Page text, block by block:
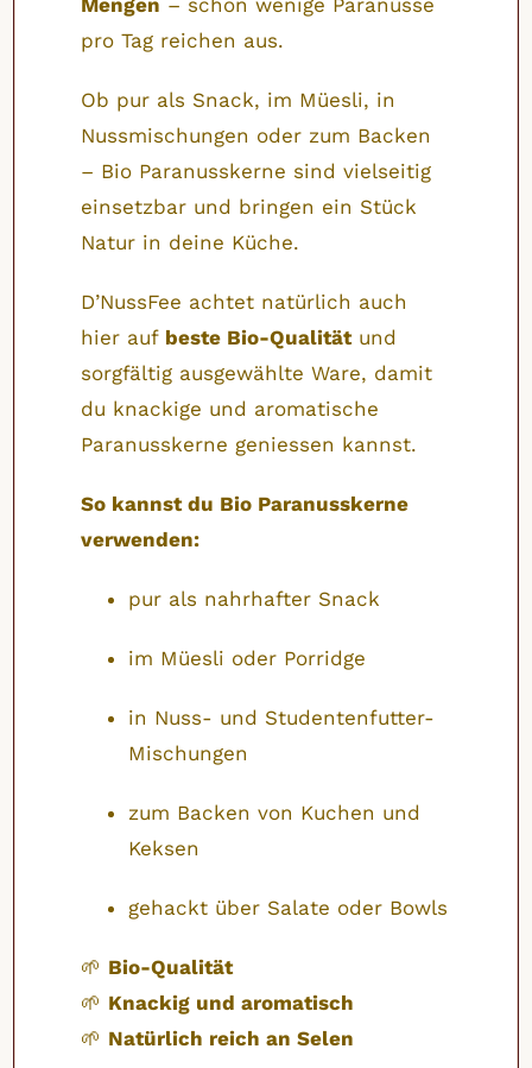
pro Tag reichen aus.
Ob pur als Snack, im Müesli, in
Nussmischungen oder zum Backen
– Bio Paranusskerne sind vielseitig
einsetzbar und bringen ein Stück
Natur in deine Küche.
D’NussFee achtet natürlich auch
hier auf beste Bio-Qualitätund
sorgfältig ausgewählte Ware, damit
du knackige und aromatische
Paranusskerne geniessen kannst.
So kannst du Bio Paranusskerne
verwenden:
pur als nahrhafter Snack
im Müesli oder Porridge
in Nuss- und Studentenfutter-
Mischungen
zum Backen von Kuchen und
Keksen
gehackt über Salate oder Bowls
🌱 Bio-Qualität
🌱 Knackig und aromatisch
🌱 Natürlich reich an Selen